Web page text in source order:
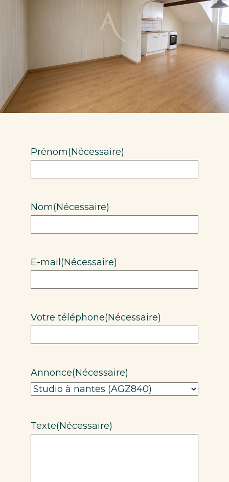
Prénom(Nécessaire)
Nom(Nécessaire)
E-mail (Nécessaire)
Votre téléphone(Nécessaire)
Annonce(Nécessaire)
Texte(Nécessaire)